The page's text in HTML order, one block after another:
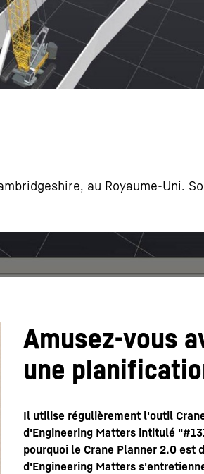
Carrière chez Liebherr
au Royaume-Uni.
Amusez-vous
une
Il utilise régulièrement l'outil
d'Engineering Matters intitulé
pourquoi le Crane Planner 2.0 est
d'Engineering Matters